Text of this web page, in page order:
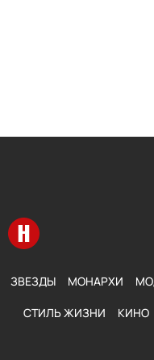
Перейти на главную
ЗВЕЗДЫ МОНАРХИ
СТИЛЬ ЖИЗНИ КИНО